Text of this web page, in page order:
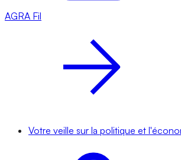
AGRA Fil
Votre veille sur la politique et